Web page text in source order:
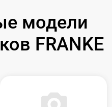
модели
FRANKE